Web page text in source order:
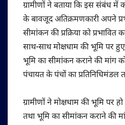
ग्रामीणों ने बताया कि इस संबंध में
के बावजूद अतिक्रमणकारी अपने
सीमांकन की प्रक्रिया को
साथ-साथ मोक्षधाम की भूमि पर
भूमि का सीमांकन कराने की मांग
पंचायत के पंचों का प्रतिनिधिमंडल
ग्रामीणों ने मोक्षधाम की भूमि पर
तथा भूमि का सीमांकन कराने की